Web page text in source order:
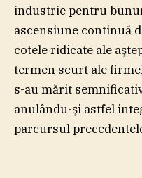
industrie pentru
ascensiune continuă
cotele ridicate ale
termen scurt ale
s-au mărit
anulându-şi astfel
parcursul